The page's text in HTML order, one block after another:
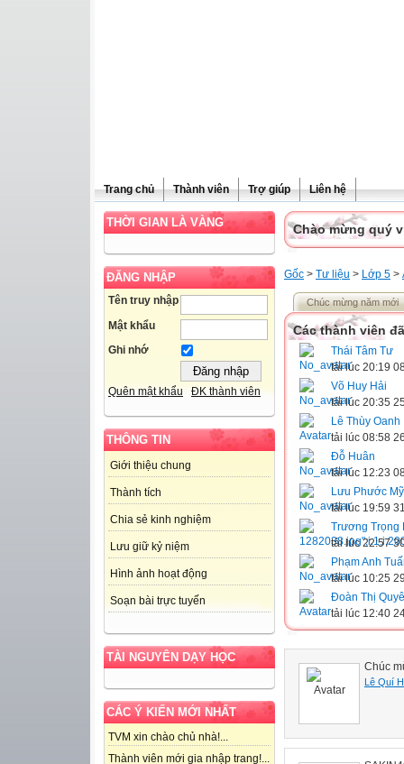
Trang chủ Thành viên Trợ giúp Liên hệ
THỜI GIAN LÀ VÀNG
ĐĂNG NHẬP
Tên truy nhập
Mật khẩu
Ghi nhớ
Quên mật khẩu ĐK thành viên
THÔNG TIN
Giới thiệu chung
Thành tích
Chia sẻ kinh nghiệm
Lưu giữ kỷ niệm
Hình ảnh hoạt động
Soạn bài trực tuyến
TÀI NGUYÊN DẠY HỌC
CÁC Ý KIẾN MỚI NHẤT
TVM xin chào chủ nhà!...
Thành viên mới gia nhập trang!...
Chào mừng quý
Gốc > Tư liệu > Lớp 5 >
Chúc mừng năm mới
Các thành viên
Thái Tâm Tư
tải lúc 20:19
Võ Huy Hải
tải lúc 20:35
Lê Thùy Oanh
tải lúc 08:58
Đỗ Huân
tải lúc 12:23
Lưu Phước Mỹ
tải lúc 19:59
Trương Trọng
tải lúc 22:57
Phạm Anh
tải lúc 10:25
Đoàn Thị
tải lúc 12:40
Chúc
Lê Quí